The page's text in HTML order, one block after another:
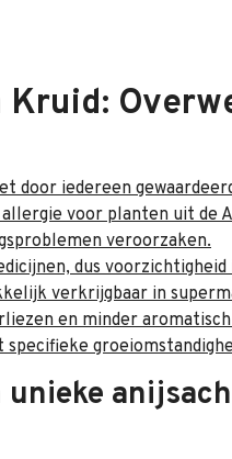
door iedereen
voor planten uit de
veroorzaken.
dus voorzichtigheid
verkrijgbaar in
en minder